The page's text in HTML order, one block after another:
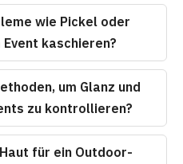
wie Pickel oder
kaschieren?
um Glanz und
zu kontrollieren?
für ein Outdoor-